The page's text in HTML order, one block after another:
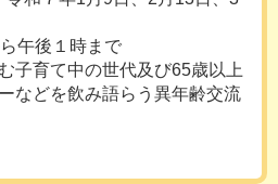
午後１時まで
子育て中の世代及び65歳以上
などを飲み語らう異年齢交流